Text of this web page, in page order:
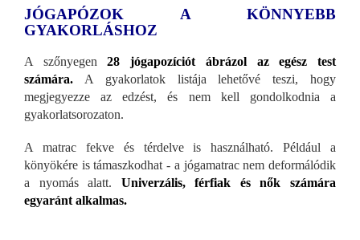
JÓGAPÓZOK A KÖNNYEBB
GYAKORLÁSHOZ
A szőnyegen28 jógapozíciót ábrázol az egész test
számára. A gyakorlatok listája lehetővé teszi, hogy
megjegyezze az edzést, és nem kell gondolkodnia a
gyakorlatsorozaton.
A matrac fekve és térdelve is használható. Például a
könyökére is támaszkodhat - a jógamatrac nem deformálódik
a nyomás alatt. Univerzális, férfiak és nők számára
egyaránt alkalmas.